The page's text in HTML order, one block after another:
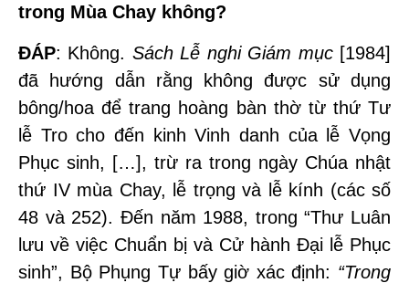
trong Mùa Chay không?
ĐÁP: Không. Sách Lễ nghi Giám mục[1984]
đã hướng dẫn rằng không được sử dụng
bông/hoa để trang hoàng bàn thờ từ thứ Tư
lễ Tro cho đến kinh Vinh danh của lễ Vọng
Phục sinh, […], trừ ra trong ngày Chúa nhật
thứ IV mùa Chay, lễ trọng và lễ kính (các số
48 và 252). Đến năm 1988, trong “Thư Luân
lưu về việc Chuẩn bị và Cử hành Đại lễ Phục
sinh”, Bộ Phụng Tự bấy giờ xác định: “Trong